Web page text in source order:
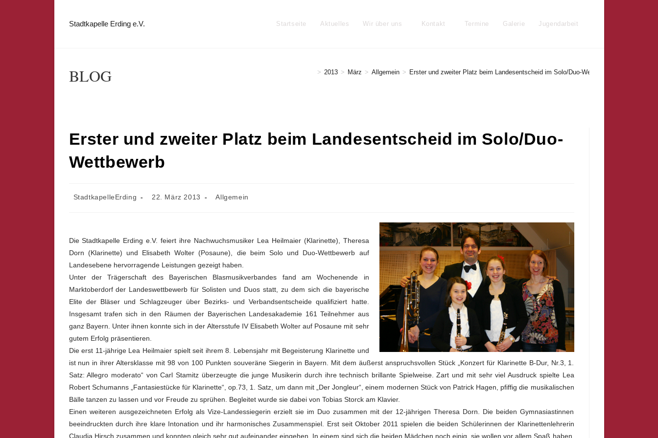
Stadtkapelle Erding e.V. Startseite Aktuelles Wir über uns Kontakt Termine Galerie Jugendarbeit
BLOG > 2013 > März > Allgemein > Erster und zweiter Platz beim Landesentscheid im Solo/Duo-Wettbewerb
Erster und zweiter Platz beim Landesentscheid im Solo/Duo-
Wettbewerb
Beitrags-
StadtkapelleErding
Beitrag
22. März 2013
Beitrags-
Allgemein
Die Stadtkapelle Erding e.V. feiert ihre Nachwuchsmusiker Lea Heilmaier (Klarinette), Theresa
Dorn (Klarinette) und Elisabeth Wolter (Posaune), die beim Solo und Duo-Wettbewerb auf
Landesebene hervorragende Leistungen gezeigt haben.
Unter der Trägerschaft des Bayerischen Blasmusikverbandes fand am Wochenende in
Marktoberdorf der Landeswettbewerb für Solisten und Duos statt, zu dem sich die bayerische
Elite der Bläser und Schlagzeuger über Bezirks- und Verbandsentscheide qualifiziert hatte.
Insgesamt trafen sich in den Räumen der Bayerischen Landesakademie 161 Teilnehmer aus
ganz Bayern. Unter ihnen konnte sich in der Altersstufe IV Elisabeth Wolter auf Posaune mit sehr
gutem Erfolg präsentieren.
Die erst 11-jährige Lea Heilmaier spielt seit ihrem 8. Lebensjahr mit Begeisterung Klarinette und
ist nun in ihrer Altersklasse mit 98 von 100 Punkten souveräne Siegerin in Bayern. Mit dem äußerst anspruchsvollen Stück „Konzert für Klarinette B-Dur, Nr.3, 1.
Satz: Allegro moderato“ von Carl Stamitz überzeugte die junge Musikerin durch ihre technisch brillante Spielweise. Zart und mit sehr viel Ausdruck spielte Lea
Robert Schumanns „Fantasiestücke für Klarinette“, op.73, 1. Satz, um dann mit „Der Jongleur“, einem modernen Stück von Patrick Hagen, pfiffig die musikalischen
Bälle tanzen zu lassen und vor Freude zu sprühen. Begleitet wurde sie dabei von Tobias Storck am Klavier.
Einen weiteren ausgezeichneten Erfolg als Vize-Landessiegerin erzielt sie im Duo zusammen mit der 12-jährigen Theresa Dorn. Die beiden Gymnasiastinnen
beeindruckten durch ihre klare Intonation und ihr harmonisches Zusammenspiel. Erst seit Oktober 2011 spielen die beiden Schülerinnen der Klarinettenlehrerin
Claudia Hirsch zusammen und konnten gleich sehr gut aufeinander eingehen. In einem sind sich die beiden Mädchen noch einig, sie wollen vor allem Spaß haben.